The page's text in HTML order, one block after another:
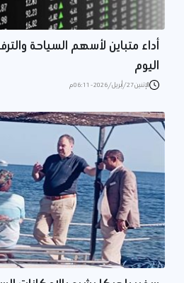
أداء متباين لأسهم السياحة
اليوم
الإثنين 27/أبريل/2026 - 06:11 م